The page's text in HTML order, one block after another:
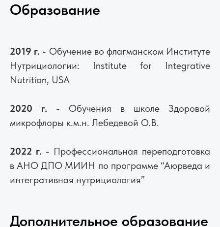
Образование
2019 г. - Обучение во флагманском Институте
Нутрициологии: Institute for Integrative
Nutrition, USA
2020 г. - Обучения в школе Здоровой
микрофлоры к.м.н. Лебедевой О.В.
2022 г. - Профессиональная переподготовка
в АНО ДПО МИИН по программе “Аюрведа и
интегративная нутрициология”
Дополнительное образование